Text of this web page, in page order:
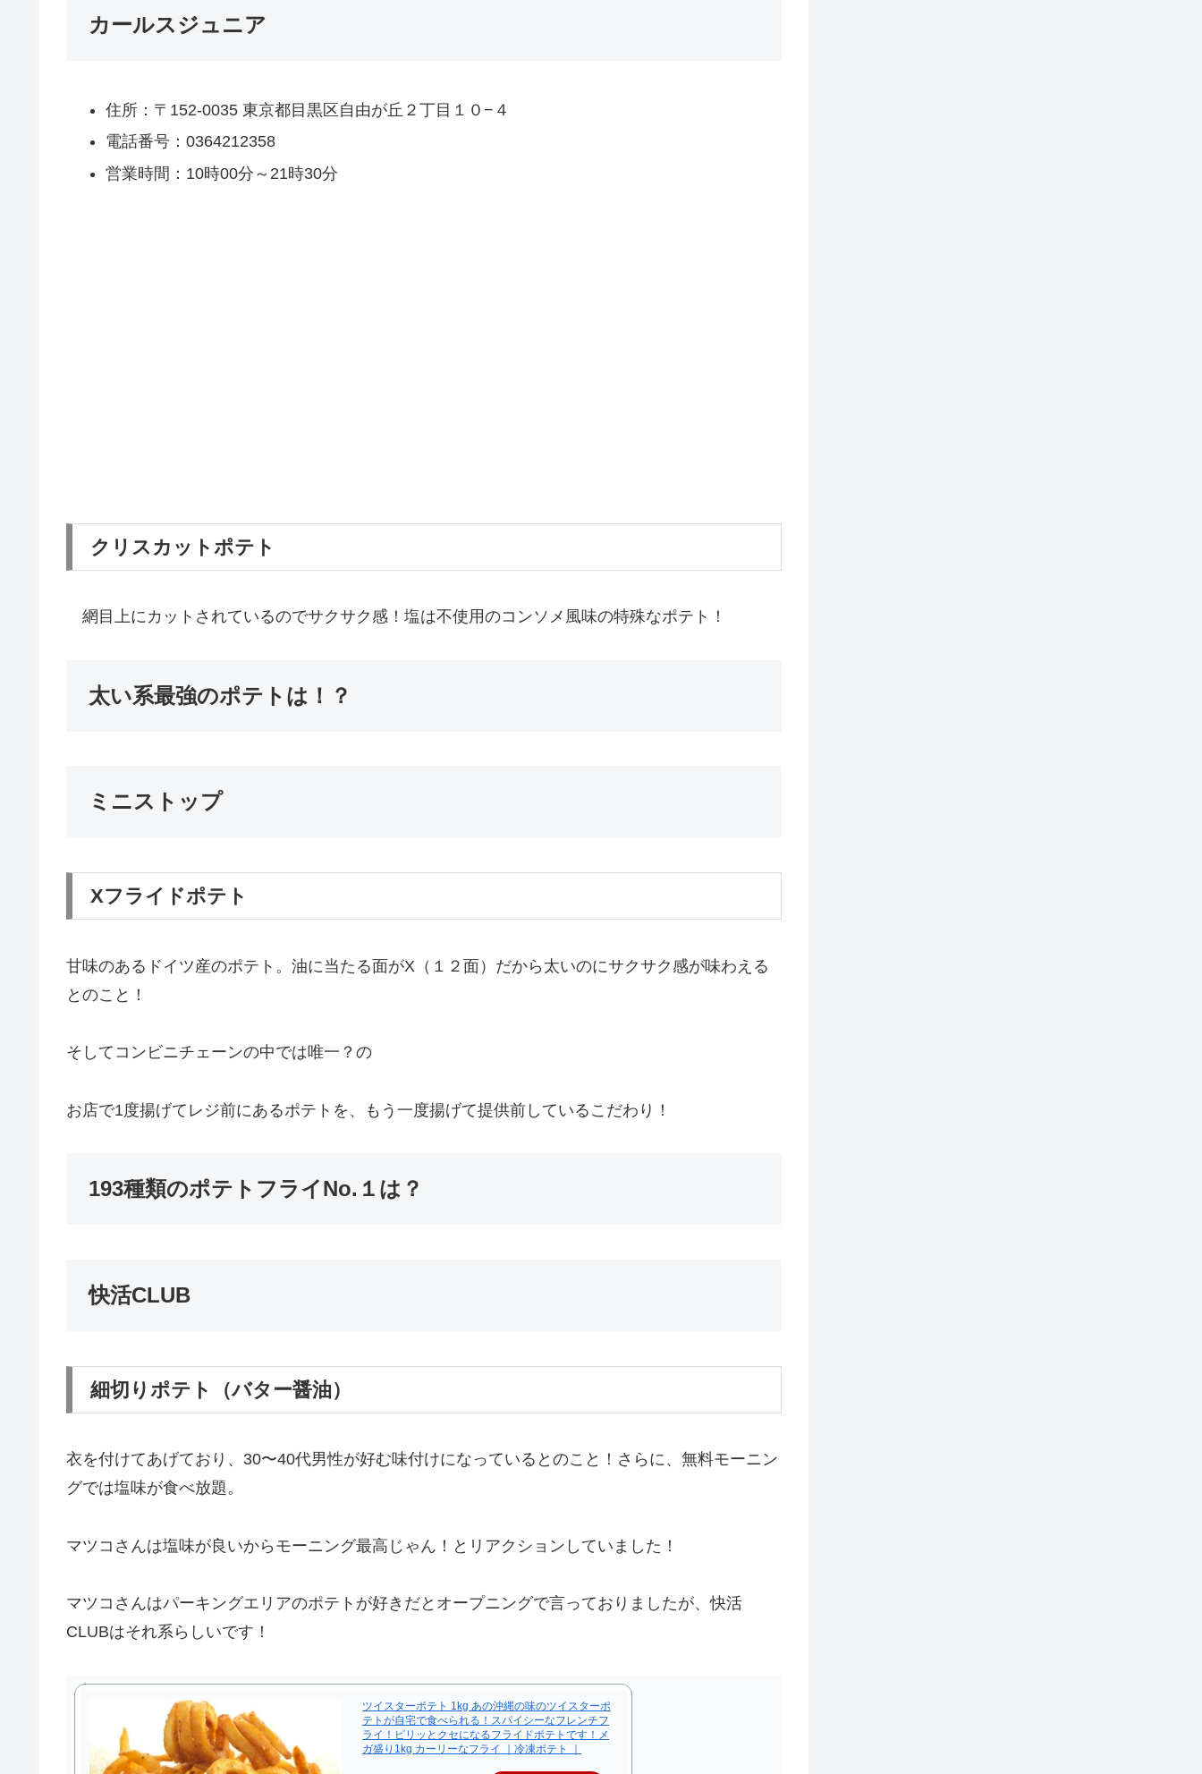
カールスジュニア
住所：〒152-0035 東京都目黒区自由が丘２丁目１０−４
電話番号：0364212358
営業時間：10時00分～21時30分
クリスカットポテト
網目上にカットされているのでサクサク感！塩は不使用のコンソメ風味の特殊なポテト！
太い系最強のポテトは！？
ミニストップ
Xフライドポテト
甘味のあるドイツ産のポテト。油に当たる面がX（１２面）だから太いのにサクサク感が味わえる
とのこと！
そしてコンビニチェーンの中では唯一？の
お店で1度揚げてレジ前にあるポテトを、もう一度揚げて提供前しているこだわり！
193種類のポテトフライNo.１は？
快活CLUB
細切りポテト（バター醤油）
衣を付けてあげており、30〜40代男性が好む味付けになっているとのこと！さらに、無料モーニン
グでは塩味が食べ放題。
マツコさんは塩味が良いからモーニング最高じゃん！とリアクションしていました！
マツコさんはパーキングエリアのポテトが好きだとオープニングで言っておりましたが、快活
CLUBはそれ系らしいです！
ツイスターポテト 1kg あの沖縄の味のツイスターポ
テトが自宅で食べられる！スパイシーなフレンチフ
ライ！ピリッとクセになるフライドポテトです！メ
ガ盛り1kg カーリーなフライ ｜冷凍ポテト ｜